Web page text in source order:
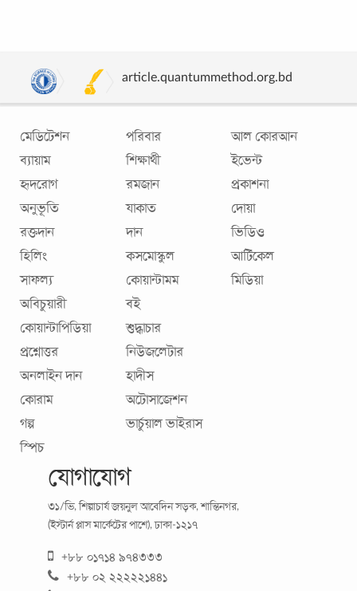
মেডিটেশন করে? অনবদ্য একটি Android ও iPhone App
‘Quantum Meditation’. এখানে আছে কোয়ান্টাম
সুস্থতার গুরুত্বপূর্ণ অঙ্গ ‘সামাজিক ফিটনেস’ : কীভাবে এর
বিশ্ব স্বাস্থ্য সংস্থা স্বাস্থ্যকে বলছে- a state of complete physical,
mental, and social well-being, not merely the absence of
article.quantummethod.org.bd
মেডিটেশন
ব্যায়াম
হৃদরোগ
অনুভূতি
রক্তদান
হিলিং
সাফল্য
পরিবার
শিক্ষার্থী
রমজান
যাকাত
দান
কসমোস্কুল
কোয়ান্টামম
আল কোরআন
ইভেন্ট
প্রকাশনা
দোয়া
ভিডিও
আর্টিকেল
মিডিয়া
অবিচুয়ারী
কোয়ান্টাপিডিয়া
প্রশ্নোত্তর
অনলাইন দান
কোরাম
গল্প
স্পিচ
বই
শুদ্ধাচার
নিউজলেটার
হাদীস
অটোসাজেশন
ভার্চুয়াল ভাইরাস
যোগাযোগ
৩১/ভি, শিল্পাচার্য জয়নুল আবেদিন সড়ক, শান্তিনগর,
(ইস্টার্ন প্লাস মার্কেটের পাশে), ঢাকা-১২১৭
+৮৮ ০১৭১৪ ৯৭৪৩৩৩
+৮৮ ০২ ২২২২২১৪৪১